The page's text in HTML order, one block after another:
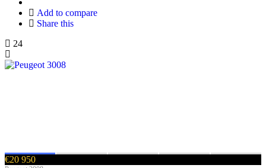
Add to compare
Share this
24
€20 950